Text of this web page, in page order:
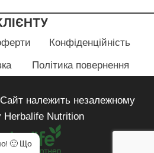
Конфіденційність
Політика повернення
належить незалежному
Herbalife Nutrition
🙂 Що